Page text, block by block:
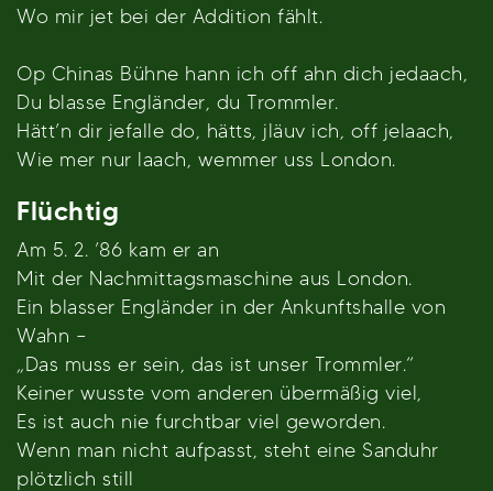
Wo mir jet bei der Addition fählt.
Op Chinas Bühne hann ich off ahn dich jedaach,
Du blasse Engländer, du Trommler.
Hätt’n dir jefalle do, hätts, jläuv ich, off jelaach,
Wie mer nur laach, wemmer uss London.
Flüchtig
Am 5. 2. ’86 kam er an
Mit der Nachmittagsmaschine aus London.
Ein blasser Engländer in der Ankunftshalle von
Wahn –
„Das muss er sein, das ist unser Trommler.“
Keiner wusste vom anderen übermäßig viel,
Es ist auch nie furchtbar viel geworden.
Wenn man nicht aufpasst, steht eine Sanduhr
plötzlich still